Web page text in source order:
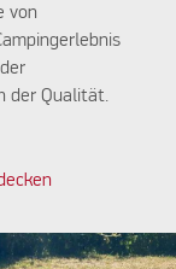
von
der Qualität.